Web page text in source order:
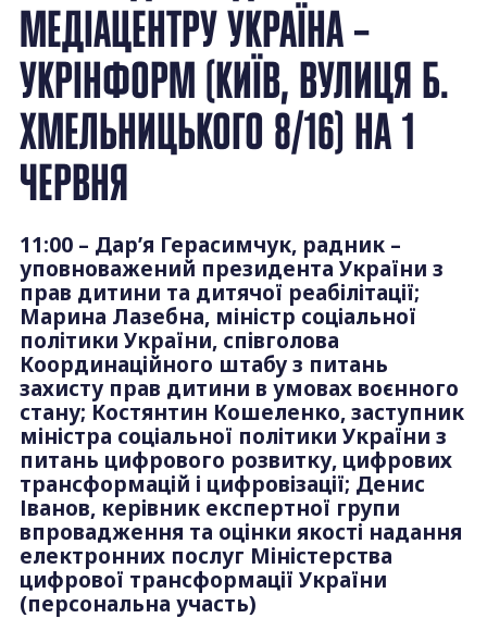
МЕДІАЦЕНТРУ УКРАЇНА –
УКРІНФОРМ (КИЇВ, ВУЛИЦЯ Б.
ХМЕЛЬНИЦЬКОГО 8/16) НА 1
ЧЕРВНЯ
11:00 – Дар’я Герасимчук, радник –
уповноважений президента України з
прав дитини та дитячої реабілітації;
Марина Лазебна, міністр соціальної
політики України, співголова
Координаційного штабу з питань
захисту прав дитини в умовах воєнного
стану; Костянтин Кошеленко, заступник
міністра соціальної політики України з
питань цифрового розвитку, цифрових
трансформацій і цифровізації; Денис
Іванов, керівник експертної групи
впровадження та оцінки якості надання
електронних послуг Міністерства
цифрової трансформації України
(персональна участь)